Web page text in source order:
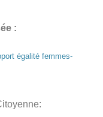
:
égalité femmes-